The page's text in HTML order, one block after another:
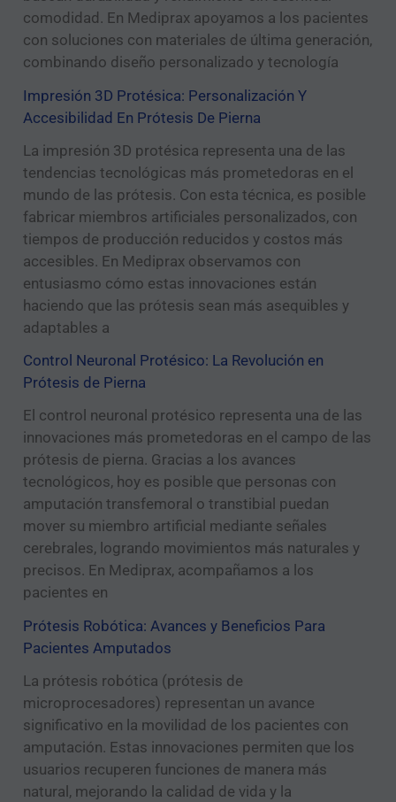
comodidad. En Mediprax apoyamos a los pacientes
con soluciones con materiales de última generación,
combinando diseño personalizado y tecnología
Impresión 3D Protésica: Personalización Y
Accesibilidad En Prótesis De Pierna
La impresión 3D protésica representa una de las
tendencias tecnológicas más prometedoras en el
mundo de las prótesis. Con esta técnica, es posible
fabricar miembros artificiales personalizados, con
tiempos de producción reducidos y costos más
accesibles. En Mediprax observamos con
entusiasmo cómo estas innovaciones están
haciendo que las prótesis sean más asequibles y
adaptables a
Control Neuronal Protésico: La Revolución en
Prótesis de Pierna
El control neuronal protésico representa una de las
innovaciones más prometedoras en el campo de las
prótesis de pierna. Gracias a los avances
tecnológicos, hoy es posible que personas con
amputación transfemoral o transtibial puedan
mover su miembro artificial mediante señales
cerebrales, logrando movimientos más naturales y
precisos. En Mediprax, acompañamos a los
pacientes en
Prótesis Robótica: Avances y Beneficios Para
Pacientes Amputados
La prótesis robótica (prótesis de
microprocesadores) representan un avance
significativo en la movilidad de los pacientes con
amputación. Estas innovaciones permiten que los
usuarios recuperen funciones de manera más
natural, mejorando la calidad de vida y la